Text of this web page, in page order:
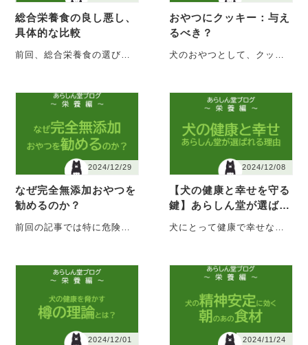
総合栄養食の良し悪し、
具体的な比較
前回、総合栄養食の選び方
となる非常に大切な・・・
おやつにクッキー：与え
るべき？
犬のおやつとして、クッキ
しかし、クッキーや・・・
2024/12/29
なぜ完全無添加おやつを
勧めるのか？
前回の記事では特に危険な
添加物なら良いのか・・・
2024/12/08
【犬の健康と幸せを守る
鍵】あらしん堂が選ばれ
る理由
犬にとって健康で幸せな生
質です。体を作り、・・・
2024/12/01 2024/11/24